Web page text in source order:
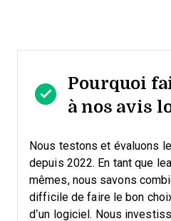
Pourquoi
à nos avis
Nous testons et évaluons
depuis 2022. En tant que
mêmes, nous savons
difficile de faire le bon
d’un logiciel. Nous